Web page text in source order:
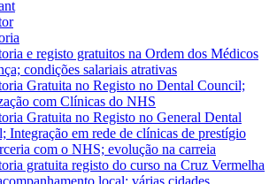
e registo gratuitos na Ordem dos Médicos
condições salariais atrativas
Gratuita no Registo no Dental Council;
com Clínicas do NHS
Gratuita no Registo no General Dental
Integração em rede de clínicas de prestígio
com o NHS; evolução na carreia
gratuita registo do curso na Cruz Vermelha
local; várias cidades